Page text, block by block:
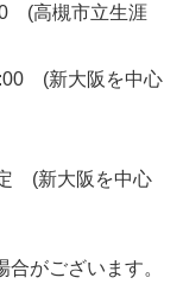
(高槻市立生涯
(新大阪を中心
(新大阪を中心
がございます。